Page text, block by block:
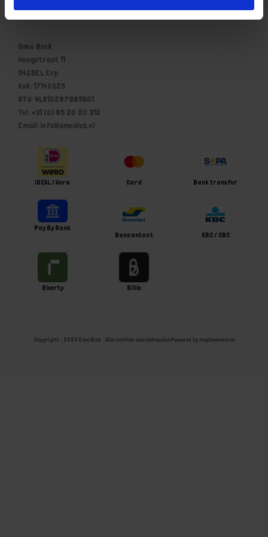
Bedrijfsgegevens Ome Dick
Ome Dick
Hoogstraat 11
5469EL Erp
KvK: 17140625
BTW: NL810287985B01
Tel: +31 (0) 85 20 20 913
Email: info@omedick.nl
iDEAL | Wero Card Bank transfer
Pay By Bank
Bancontact
KBC / CBC
Riverty Billie
Copyright ; 2026 Ome Dick . Alle rechten voorbehoudenPowered by nopCommerce